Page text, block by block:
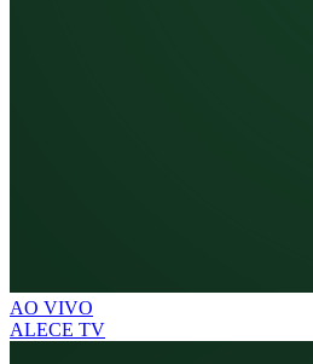
AO VIVO
ALECE TV